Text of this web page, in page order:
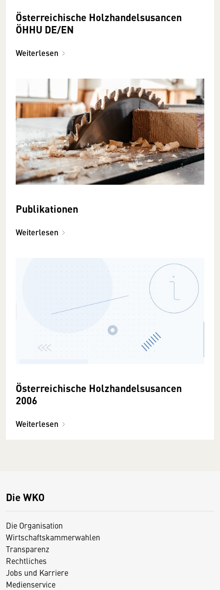
Österreichische Holzhandelsusancen
ÖHHU DE/EN
Weiterlesen
Publikationen
Weiterlesen
Österreichische Holzhandelsusancen
2006
Weiterlesen
Die WKO
Die Organisation
Wirtschaftskammerwahlen
Transparenz
Rechtliches
Jobs und Karriere
Medienservice